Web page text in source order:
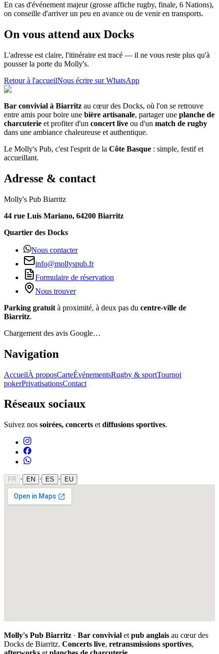
En cas d'événement majeur (grosse affiche rugby, finale, 6 Nations),
on conseille d'arriver un peu en avance ou de venir en transports.
On vous attend aux Docks
L'adresse est claire, l'itinéraire est tracé — il ne vous reste plus qu'à
pousser la porte du Molly's.
Retour à l'accueilNous écrire sur WhatsApp
Bar convivial à Biarritz au cœur des Docks, où l'on se retrouve
entre amis pour boire une bière artisanale, partager une planche de
charcuterie et profiter d'un concert live ou d'un match de rugby
dans une ambiance chaleureuse et authentique.
Le Molly's Pub, c'est l'esprit de la Côte Basque : simple, festif et
accueillant.
Adresse & contact
Molly's Pub Biarritz
44 rue Luis Mariano, 64200 Biarritz
Quartier des Docks
Nous contacter
info@mollyspub.fr
Formulaire de réservation
Nous trouver
Parking gratuit à proximité, à deux pas du centre-ville de
Biarritz.
Chargement des avis Google…
Navigation
AccueilÀ proposCarteÉvénementsRugby & sportTournoi
pokerPrivatisationsContact
Réseaux sociaux
Suivez nos soirées, concerts et diffusions sportives.
FR · EN · ES · EU
Molly's Pub Biarritz · Bar convivial et pub anglais au cœur des
Docks de Biarritz. Concerts live, retransmissions sportives,